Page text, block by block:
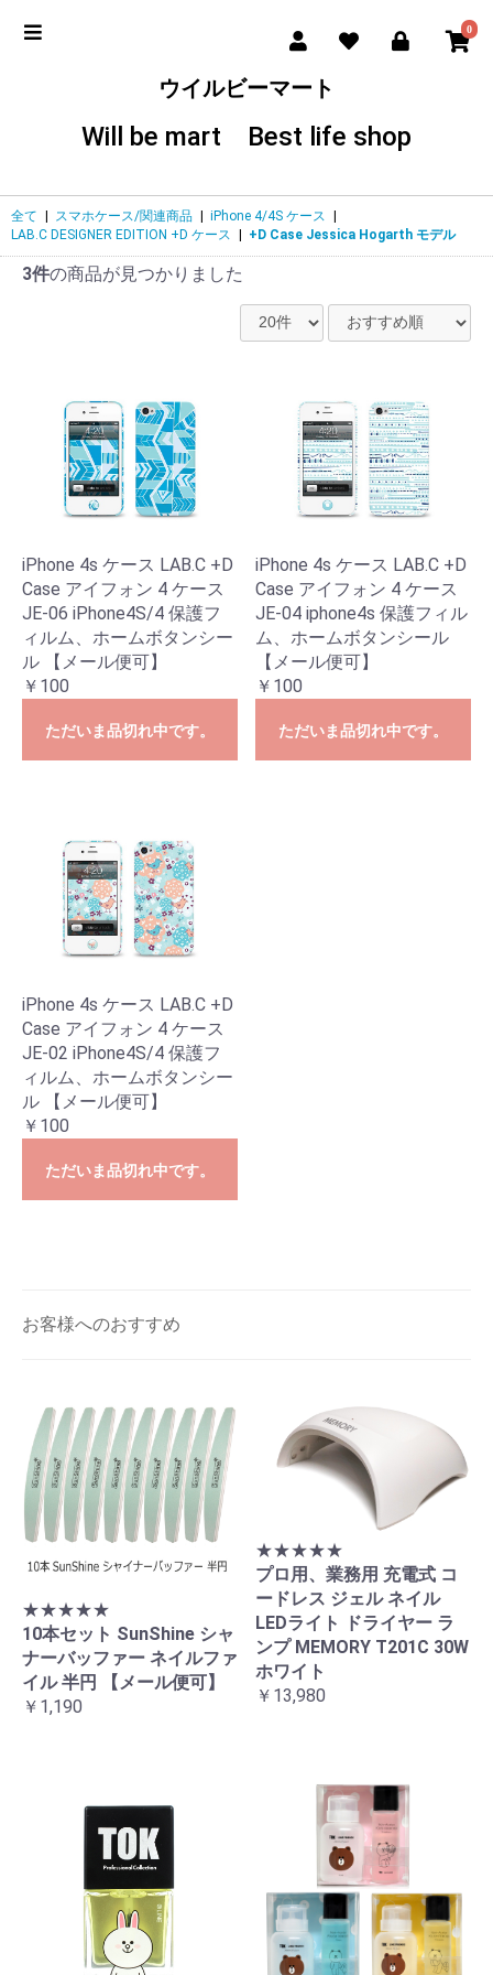
0
ウイルビーマート
Will be mart Best life shop
全て スマホケース/関連商品 iPhone 4/4S ケース
LAB.C DESIGNER EDITION +D ケース
+D Case Jessica Hogarth モデル
3件の商品が見つかりました
iPhone 4s ケース LAB.C +D
Case アイフォン 4 ケース
JE-06 iPhone4S/4 保護フ
ィルム、ホームボタンシー
ル 【メール便可】
￥100
ただいま品切れ中です。
iPhone 4s ケース LAB.C +D
Case アイフォン 4 ケース
JE-04 iphone4s 保護フィル
ム、ホームボタンシール
【メール便可】
￥100
ただいま品切れ中です。
iPhone 4s ケース LAB.C +D
Case アイフォン 4 ケース
JE-02 iPhone4S/4 保護フ
ィルム、ホームボタンシー
ル 【メール便可】
￥100
ただいま品切れ中です。
お客様へのおすすめ
★★★★★
10本セット SunShine シャ
ナーバッファー ネイルファ
イル 半円 【メール便可】
￥1,190
★★★★★
プロ用、業務用 充電式 コ
ードレス ジェル ネイル
LEDライト ドライヤー ラ
ンプ MEMORY T201C 30W
ホワイト
￥13,980